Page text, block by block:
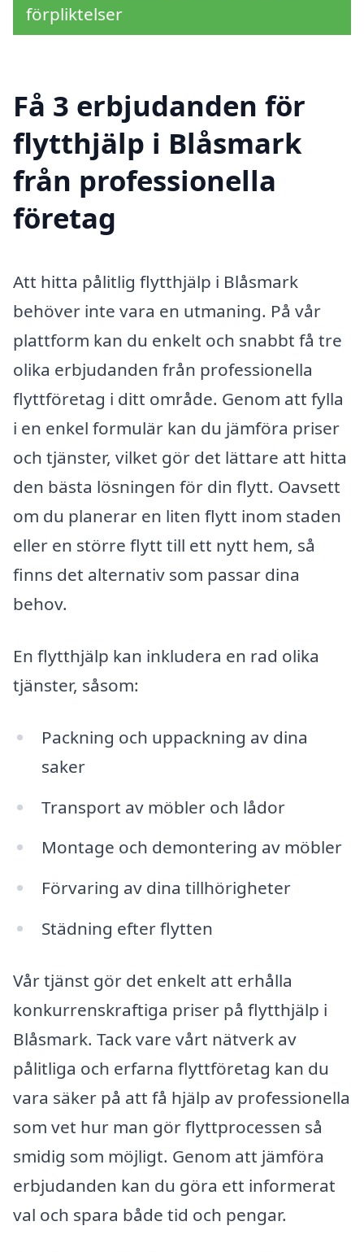
förpliktelser
Få 3 erbjudanden för
flytthjälp i Blåsmark
från professionella
företag
Att hitta pålitlig flytthjälp i Blåsmark
behöver inte vara en utmaning. På vår
plattform kan du enkelt och snabbt få tre
olika erbjudanden från professionella
flyttföretag i ditt område. Genom att fylla
i en enkel formulär kan du jämföra priser
och tjänster, vilket gör det lättare att hitta
den bästa lösningen för din flytt. Oavsett
om du planerar en liten flytt inom staden
eller en större flytt till ett nytt hem, så
finns det alternativ som passar dina
behov.
En flytthjälp kan inkludera en rad olika
tjänster, såsom:
Packning och uppackning av dina
saker
Transport av möbler och lådor
Montage och demontering av möbler
Förvaring av dina tillhörigheter
Städning efter flytten
Vår tjänst gör det enkelt att erhålla
konkurrenskraftiga priser på flytthjälp i
Blåsmark. Tack vare vårt nätverk av
pålitliga och erfarna flyttföretag kan du
vara säker på att få hjälp av professionella
som vet hur man gör flyttprocessen så
smidig som möjligt. Genom att jämföra
erbjudanden kan du göra ett informerat
val och spara både tid och pengar.